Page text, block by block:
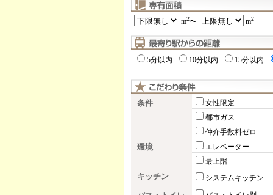
m2〜 m2
5分以内 10分以内 15分以内
条件 女性限定
都市ガス
仲介手数料ゼロ
環境 エレベーター
最上階
キッチン システムキッチン